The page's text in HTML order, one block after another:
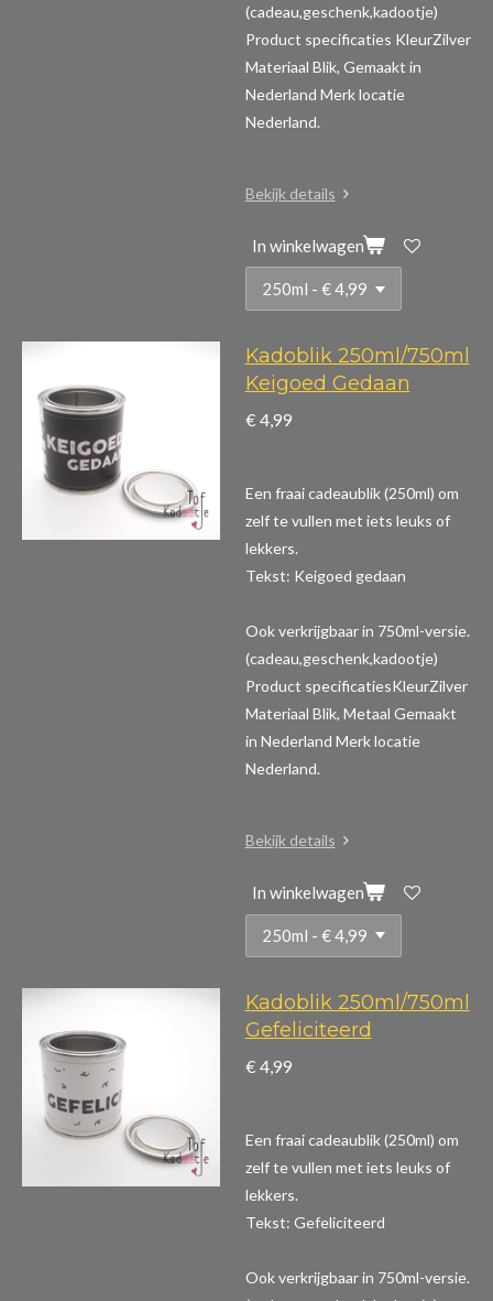
(cadeau,geschenk,kadootje)
Product specificaties KleurZilver
Materiaal Blik, Gemaakt in
Nederland Merk locatie
Nederland.
Bekijk details
In winkelwagen
Kadoblik 250ml/750ml
Keigoed Gedaan
€ 4,99
Een fraai cadeaublik (250ml) om
zelf te vullen met iets leuks of
lekkers.
Tekst: Keigoed gedaan
Ook verkrijgbaar in 750ml-versie.
(cadeau,geschenk,kadootje)
Product specificatiesKleurZilver
Materiaal Blik, Metaal Gemaakt
in Nederland Merk locatie
Nederland.
Bekijk details
In winkelwagen
Kadoblik 250ml/750ml
Gefeliciteerd
€ 4,99
Een fraai cadeaublik (250ml) om
zelf te vullen met iets leuks of
lekkers.
Tekst: Gefeliciteerd
Ook verkrijgbaar in 750ml-versie.